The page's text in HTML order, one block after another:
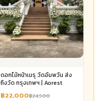
ดอกไม้หน้าเมรุ วัดอัมพวัน ส่ง
ถึงวัด กรุงเทพฯ | Aorest
฿22,000฿24,500